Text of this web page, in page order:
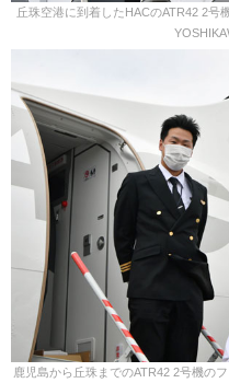
丘珠空港に到着したHACのATR42 2号
鹿児島から丘珠までのATR42 2号機の